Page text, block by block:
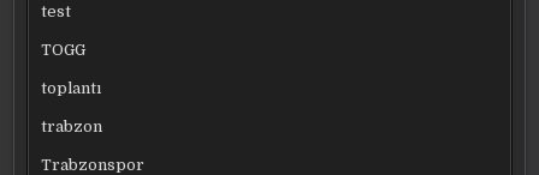
test
TOGG
toplantı
trabzon
Trabzonspor